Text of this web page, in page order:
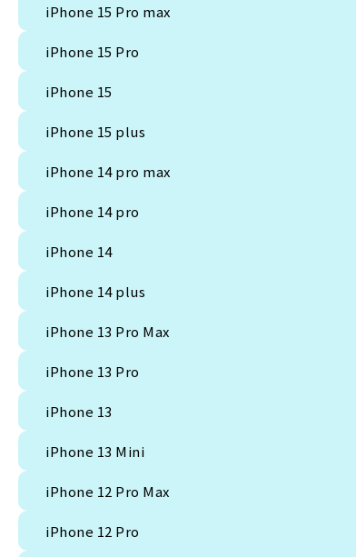
iPhone 15 Pro max
iPhone 15 Pro
iPhone 15
iPhone 15 plus
iPhone 14 pro max
iPhone 14 pro
iPhone 14
iPhone 14 plus
iPhone 13 Pro Max
iPhone 13 Pro
iPhone 13
iPhone 13 Mini
iPhone 12 Pro Max
iPhone 12 Pro
Android、iPhoneカテゴリーの時の注意文言